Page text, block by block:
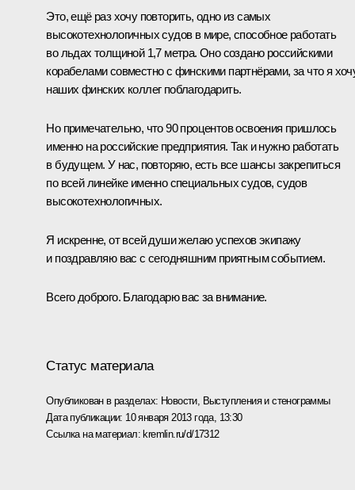
Это, ещё раз хочу повторить, одно из самых
высокотехнологичных судов в мире, способное работать
во льдах толщиной 1,7 метра. Оно создано российскими
корабелами совместно с финскими партнёрами, за что я
наших финских коллег поблагодарить.
Но примечательно, что 90 процентов освоения пришлось
именно на российские предприятия. Так и нужно работать
в будущем. У нас, повторяю, есть все шансы закрепиться
по всей линейке именно специальных судов, судов
высокотехнологичных.
Я искренне, от всей души желаю успехов экипажу
и поздравляю вас с сегодняшним приятным событием.
Всего доброго. Благодарю вас за внимание.
Статус материала
Опубликован в разделах: Новости, Выступления и стенограммы
Дата публикации: 10 января 2013 года, 13:30
Ссылка на материал: kremlin.ru/d/17312